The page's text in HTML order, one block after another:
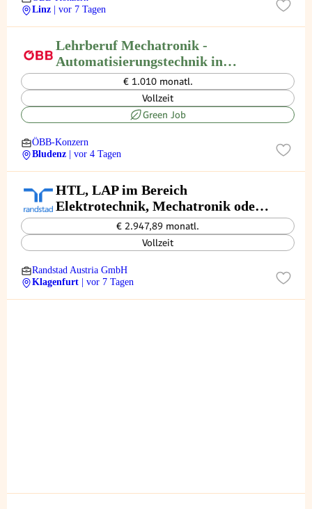
Linz
| vor 7 Tagen
Lehrberuf Mechatronik -
Automatisierungstechnik in
Bludenz
€ 1.010 monatl.
Vollzeit
Green Job
ÖBB-Konzern
Bludenz
| vor 4 Tagen
HTL, LAP im Bereich
Elektrotechnik, Mechatronik oder
Maschinenbau (m/w/d)
€ 2.947,89 monatl.
Vollzeit
Randstad Austria GmbH
Klagenfurt
| vor 7 Tagen